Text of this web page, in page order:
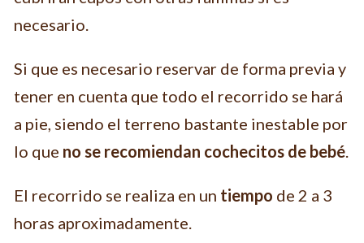
necesario.
Si que es necesario reservar de forma previa y
tener en cuenta que todo el recorrido se hará
a pie, siendo el terreno bastante inestable por
lo que no se recomiendan cochecitos de bebé.
El recorrido se realiza en un tiempo de 2 a 3
horas aproximadamente.